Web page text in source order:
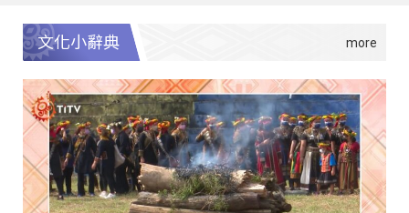
文化小辭典